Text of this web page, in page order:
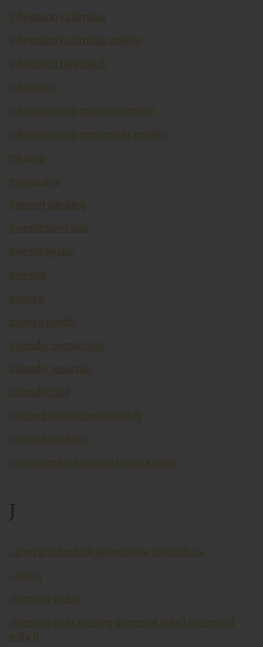
Inflyatsion kutilmalar
Inflyatsion kutilmalar indeksi
Inflyatsion targetlash
Inflyatsiya
Inflyatsiyaning monetar omillari
Inflyatsiyaning nomonetar omillari
Inkasso
Innovasiya
Internet-banking
Investitsion talab
Investitsiyalar
Investor
Ipoteka
Ipoteka krediti
Iqtisodiy normativlar
Iqtisodiy resurslar
Iqtisodiy tsikl
Iste'mol narxlari indeksi (INI)
Iste’mol kreditlari
Iste’molchilar huquqini himoya qilish
J
Jamg’arib boriladigan pensiya daftarchasi
Jarima
Jismoniy shaxs
Jismoniy shaxslarning daromad solig’i (daromad
solig’i)